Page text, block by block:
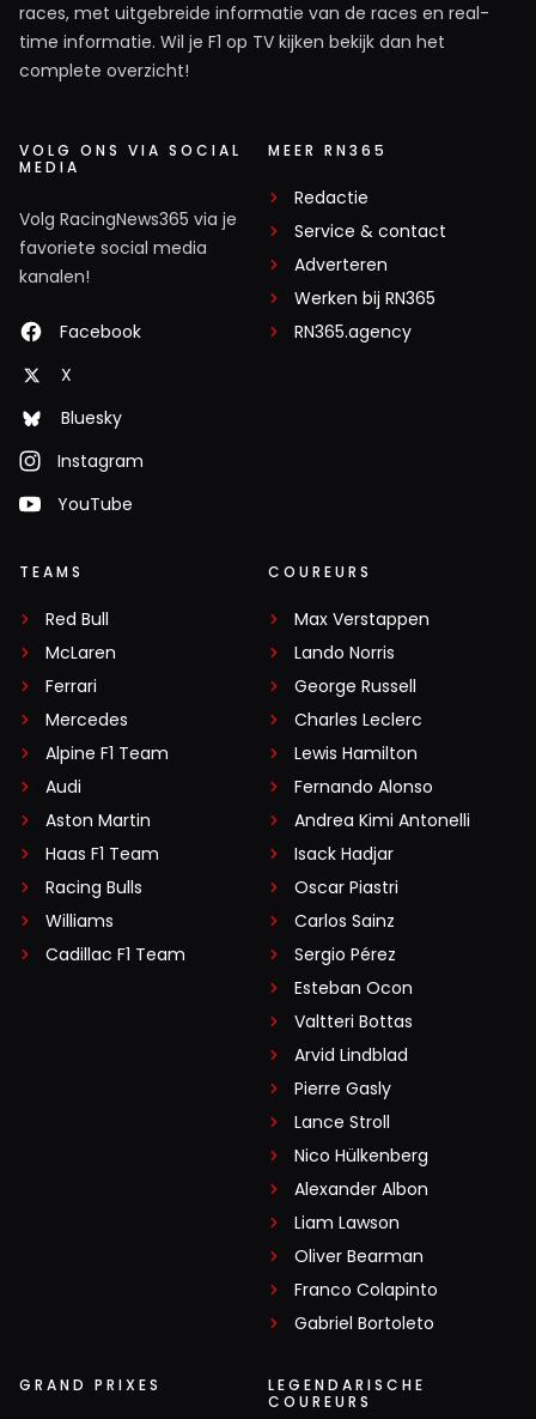
races, met uitgebreide informatie van de races en real-
time informatie. Wil je F1 op TV kijken bekijk dan het
complete overzicht!
VOLG ONS VIA SOCIAL
MEDIA
Volg RacingNews365 via je
favoriete social media
kanalen!
Facebook
X
Bluesky
Instagram
YouTube
MEER RN365
Redactie
Service & contact
Adverteren
Werken bij RN365
RN365.agency
TEAMS
Red Bull
McLaren
Ferrari
Mercedes
Alpine F1 Team
Audi
Aston Martin
Haas F1 Team
Racing Bulls
Williams
Cadillac F1 Team
COUREURS
Max Verstappen
Lando Norris
George Russell
Charles Leclerc
Lewis Hamilton
Fernando Alonso
Andrea Kimi Antonelli
Isack Hadjar
Oscar Piastri
Carlos Sainz
Sergio Pérez
Esteban Ocon
Valtteri Bottas
Arvid Lindblad
Pierre Gasly
Lance Stroll
Nico Hülkenberg
Alexander Albon
Liam Lawson
Oliver Bearman
Franco Colapinto
Gabriel Bortoleto
GRAND PRIXES
LEGENDARISCHE
COUREURS